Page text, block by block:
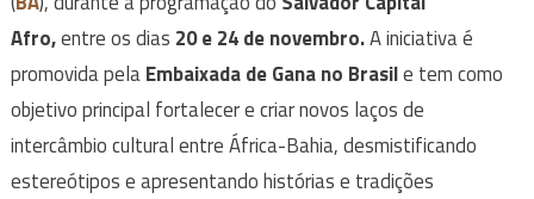
Afro,entre os dias 20 e 24 de novembro.A iniciativa é
promovida pelaEmbaixada de Gana no Brasile tem como
objetivo principal fortalecer e criar novos laços de
intercâmbio cultural entre África-Bahia, desmistificando
estereótipos e apresentando histórias e tradições